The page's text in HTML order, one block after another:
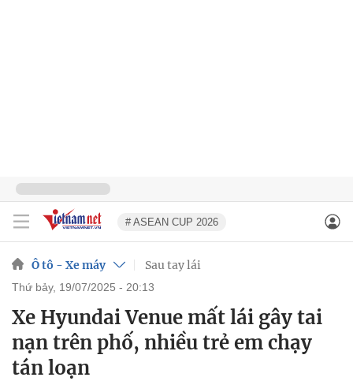
# ASEAN CUP 2026
Ô tô - Xe máy Sau tay lái
thứ bảy, 19/07/2025 - 20:13
Xe Hyundai Venue mất lái gây tai
nạn trên phố, nhiều trẻ em chạy
tán loạn